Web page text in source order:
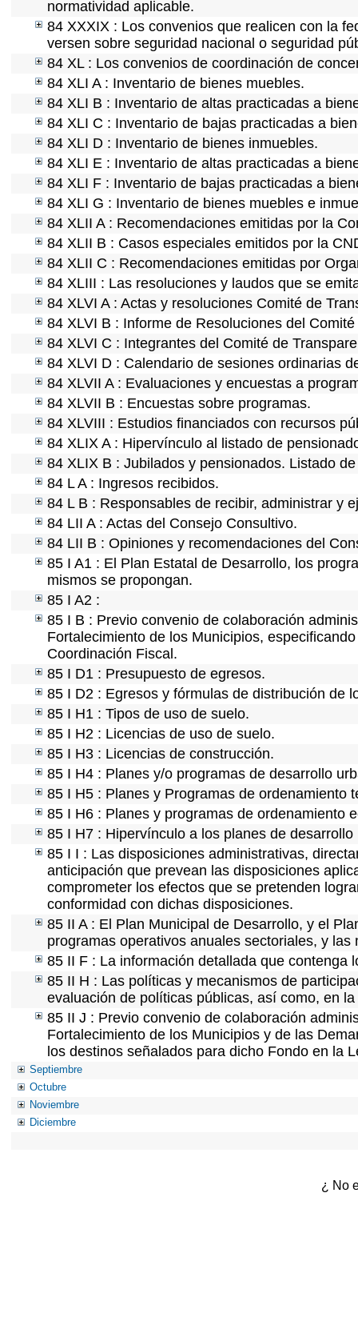
normatividad aplicable.
84 XXXIX : Los convenios que realicen con la
versen sobre seguridad nacional o seguridad
84 XL : Los convenios de coordinación de
84 XLI A : Inventario de bienes muebles.
84 XLI B : Inventario de altas practicadas a
84 XLI C : Inventario de bajas practicadas a
84 XLI D : Inventario de bienes inmuebles.
84 XLI E : Inventario de altas practicadas a
84 XLI F : Inventario de bajas practicadas a
84 XLI G : Inventario de bienes muebles e
84 XLII A : Recomendaciones emitidas por la
84 XLII B : Casos especiales emitidos por la
84 XLII C : Recomendaciones emitidas por
84 XLIII : Las resoluciones y laudos que se
84 XLVI A : Actas y resoluciones Comité de
84 XLVI B : Informe de Resoluciones del
84 XLVI C : Integrantes del Comité de
84 XLVI D : Calendario de sesiones ordinarias
84 XLVII A : Evaluaciones y encuestas a
84 XLVII B : Encuestas sobre programas.
84 XLVIII : Estudios financiados con recursos
84 XLIX A : Hipervínculo al listado de
84 XLIX B : Jubilados y pensionados. Listado
84 L A : Ingresos recibidos.
84 L B : Responsables de recibir, administrar y
84 LII A : Actas del Consejo Consultivo.
84 LII B : Opiniones y recomendaciones del
85 I A1 : El Plan Estatal de Desarrollo, los
mismos se propongan.
85 I A2 :
85 I B : Previo convenio de colaboración
Fortalecimiento de los Municipios,
Coordinación Fiscal.
85 I D1 : Presupuesto de egresos.
85 I D2 : Egresos y fórmulas de distribución de
85 I H1 : Tipos de uso de suelo.
85 I H2 : Licencias de uso de suelo.
85 I H3 : Licencias de construcción.
85 I H4 : Planes y/o programas de desarrollo
85 I H5 : Planes y Programas de ordenamiento
85 I H6 : Planes y programas de ordenamiento
85 I H7 : Hipervínculo a los planes de desarrollo
85 I I : Las disposiciones administrativas,
anticipación que prevean las disposiciones
comprometer los efectos que se pretenden
conformidad con dichas disposiciones.
85 II A : El Plan Municipal de Desarrollo, y el
programas operativos anuales sectoriales, y
85 II F : La información detallada que contenga
85 II H : Las políticas y mecanismos de
evaluación de políticas públicas, así como, en
85 II J : Previo convenio de colaboración
Fortalecimiento de los Municipios y de las
los destinos señalados para dicho Fondo en la
Septiembre
Octubre
Noviembre
Diciembre
¿ No